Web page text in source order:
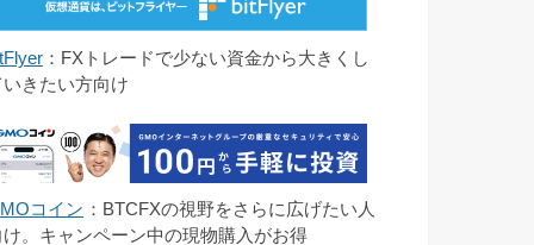
：FXトレードで少ない資金から大きくし
いきたい方向け
コイン ：BTCFXの視野をさらに広げたい人
け。キャンペーン中の現物購入がお得